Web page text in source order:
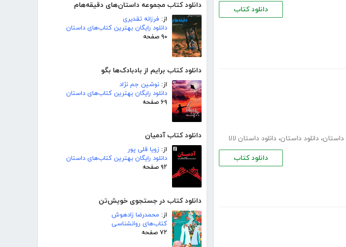
دانلود کتاب مجموعه داستان‌های دقیقه‌هام
از: فرزانه تقدیری
دانلود رایگان بهترین کتاب‌های داستان
۹۰ صفحه
دانلود کتاب برایم از بادبادک‌ها بگو
از: نوشین جم نژاد
دانلود رایگان بهترین کتاب‌های داستان
۶۹ صفحه
دانلود کتاب آدمیان
از: زویا قلی پور
دانلود رایگان بهترین کتاب‌های داستان
۹۲ صفحه
دانلود کتاب در جستجوی خویش‌تن
از: محمدرضا زادهوش
کتاب‌های روانشناسی
۷۲ صفحه
دانلود کتاب
داستان، دانلود داستان، دانلود داستان لالا
دانلود کتاب